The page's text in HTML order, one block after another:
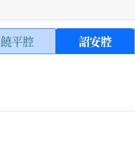
饒平腔 詔安腔